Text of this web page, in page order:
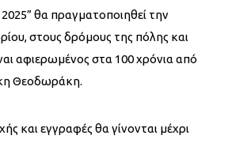
θα πραγματοποιηθεί την
στους δρόμους της πόλης και
αφιερωμένος στα 100 χρόνια από
Θεοδωράκη.
και εγγραφές θα γίνονται μέχρι